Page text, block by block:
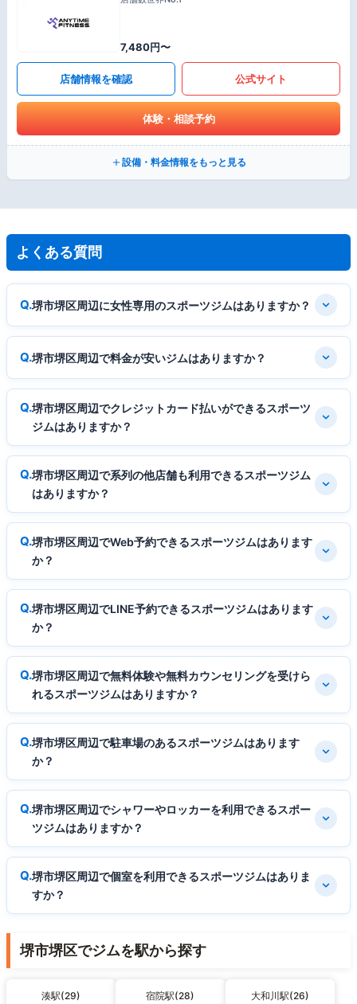
7,480円〜
店舗情報を確認 公式サイト
体験・相談予約
設備・料金情報をもっと見る
よくある質問
堺市堺区周辺に女性専用のスポーツジムはありますか？
堺市堺区周辺で料金が安いジムはありますか？
堺市堺区周辺でクレジットカード払いができるスポーツ
ジムはありますか？
堺市堺区周辺で系列の他店舗も利用できるスポーツジム
はありますか？
堺市堺区周辺でWeb予約できるスポーツジムはあります
か？
堺市堺区周辺でLINE予約できるスポーツジムはあります
か？
堺市堺区周辺で無料体験や無料カウンセリングを受けら
れるスポーツジムはありますか？
堺市堺区周辺で駐車場のあるスポーツジムはあります
か？
堺市堺区周辺でシャワーやロッカーを利用できるスポー
ツジムはありますか？
堺市堺区周辺で個室を利用できるスポーツジムはありま
すか？
堺市堺区でジムを駅から探す
湊駅(29) 宿院駅(28) 大和川駅(26)